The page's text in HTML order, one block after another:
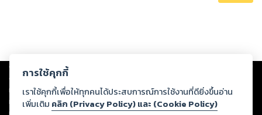
Copyright © 2026
ต่อผลงานหรือเนื้อหาใดที่อัปโหลดผ่านเว็บไซต์และปรากฏว่าละเมิดสิทธิใน
ทรัพย์สินทางปัญญาของบุคคลอื่นหรือขัดต่อกฎหมายและศีลธรรม ดังนั้น ผู้อ่าน
ทุกท่านโปรดใช้วิจารณญาณในการกลั่นกรองด้วยตนเอง และหากท่านพบว่าส่วน
การใช้คุกกี้
เราใช้คุกกี้เพื่อให้ทุกคนได้ประสบการณ์การใช้งานที่ดียิ่งขึ้นอ่าน
เพิ่มเติม คลิก (Privacy Policy) และ (Cookie Policy)